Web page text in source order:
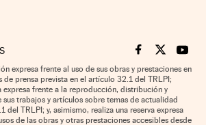
Cinco Días en
Cinco Días
Cinco
expresa frente al uso de sus obras y prestaciones en
de prensa prevista en el artículo 32.1 del TRLPI;
expresa frente a la reproducción, distribución y
trabajos y artículos sobre temas de actualidad
del TRLPI; y, asimismo, realiza una reserva expresa
de las obras y otras prestaciones accesibles desde